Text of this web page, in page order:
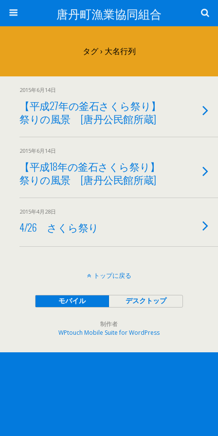
唐丹町漁業協同組合
タグ › 大名行列
2015年6月14日
【平成27年の釜石さくら祭り】
祭りの風景 [唐丹公民館所蔵]
2015年6月14日
【平成18年の釜石さくら祭り】
祭りの風景 [唐丹公民館所蔵]
2015年4月28日
4/26 さくら祭り
トップに戻る
モバイル デスクトップ
制作者
WPtouch Mobile Suite for WordPress